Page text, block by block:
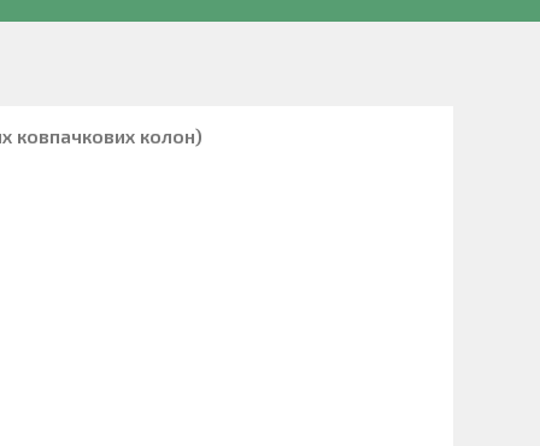
ковпачкових колон)